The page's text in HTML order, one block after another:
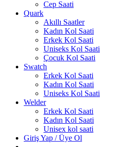
Cep Saati
Quark
Akıllı Saatler
Kadın Kol Saati
Erkek Kol Saati
Uniseks Kol Saati
Çocuk Kol Saati
Swatch
Erkek Kol Saati
Kadın Kol Saati
Uniseks Kol Saati
Welder
Erkek Kol Saati
Kadın Kol Saati
Unisex kol saati
Giriş Yap / Üye Ol